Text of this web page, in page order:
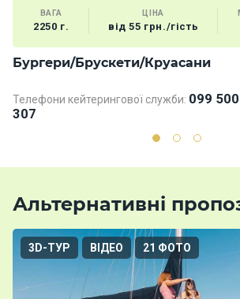
ВАГА
2250 г.
ЦІНА
від 55 грн./гість
Бургери/Брускети/Круасани
Телефони кейтерингової служби: 099
307
Альтернативні
3D-ТУР ВІДЕО 21 ФОТО